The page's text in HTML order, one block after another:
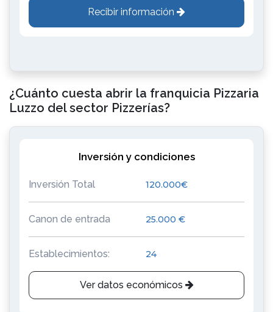
Recibir información
¿Cuánto cuesta abrir la franquicia Pizzaria
Luzzo del sector Pizzerías?
Inversión y condiciones
Inversión Total 120.000€
Canon de entrada 25.000 €
Establecimientos: 24
Ver datos económicos